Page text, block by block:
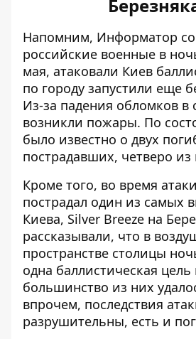
Напомним, Информатор
российские военные в
мая, атаковали Киев
по городу запустили еще
Из-за падения обломков в
возникли пожары. По
было известно о двух
пострадавших, четверо из
Кроме того, во время
пострадал один из самых
Киева, Silver Breeze на
рассказывали, что в
пространстве столицы
одна баллистическая
большинство из них
впрочем, последствия
разрушительны, есть и